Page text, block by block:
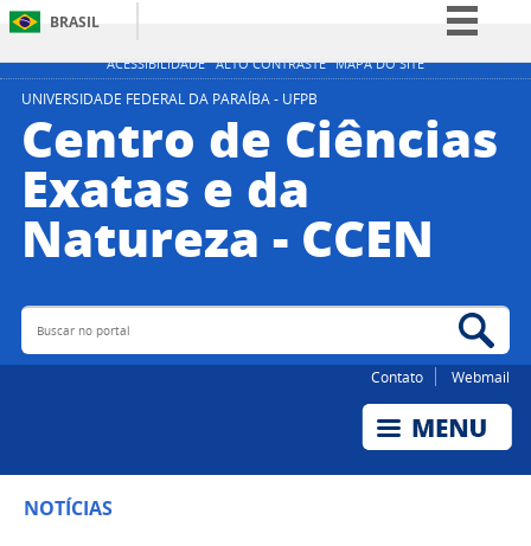
ACESSIBILIDADE ALTO CONTRASTE MAPA DO SITE
BRASIL
Simplifique!
Participe
Canais
UNIVERSIDADE FEDERAL DA PARAÍBA - UFPB
Centro de Ciências
Exatas e da
Natureza - CCEN
Buscar no portal
Contato Webmail
NOTÍCIAS